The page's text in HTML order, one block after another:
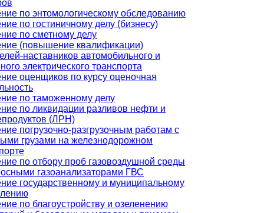
по энтомологическому обследованию
по гостиничному делу (бизнесу)
по сметному делу
(повышение квалификации)
наставников автомобильного и
электрического транспорта
оценщиков по курсу оценочная
по таможенному делу
по ликвидации разливов нефти и
(ЛРН)
погрузочно-разгрузочным работам с
грузами на железнодорожном
по отбору проб газовоздушной среды
газоанализаторами ГВС
государственному и муниципальному
по благоустройству и озеленению